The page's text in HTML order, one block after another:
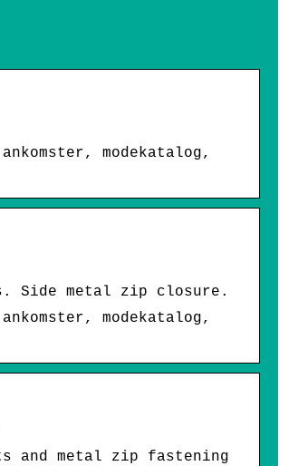
modekatalog,
Side metal zip closure.
modekatalog,
and metal zip fastening